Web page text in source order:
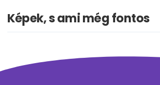
Képek, s ami még fontos